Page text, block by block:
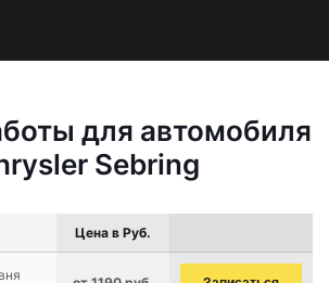
для автомобиля
Sebring
Цена в Руб.